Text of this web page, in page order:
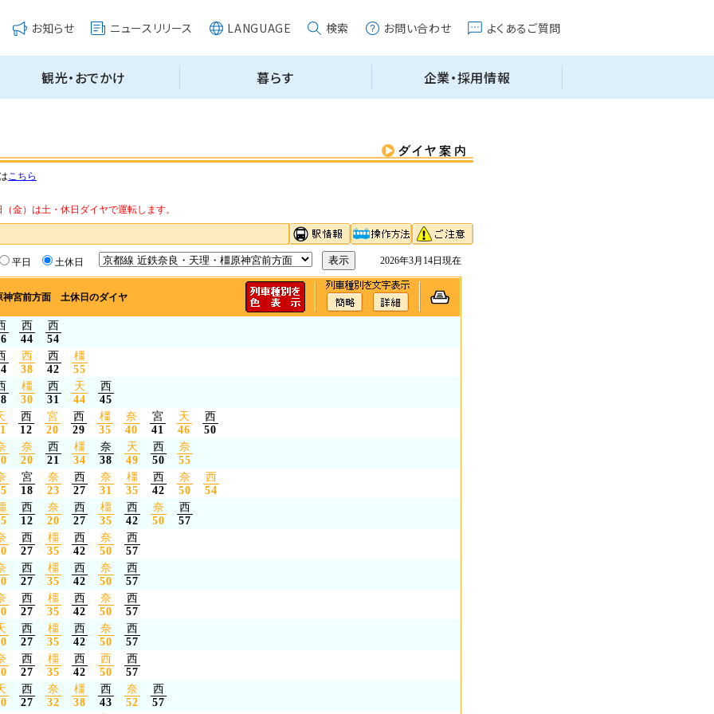
こちら
金）は土・休日ダイヤで運転します。
平日 土休日 2026年3月14日現在
神宮前方面 土休日のダイヤ
西
44
西
54
西
38
西
42
橿
55
橿
30
西
31
天
44
西
45
西
12
宮
20
西
29
橿
35
奈
40
宮
41
天
46
西
50
奈
20
西
21
橿
34
奈
38
天
49
西
50
奈
55
宮
18
奈
23
西
27
奈
31
橿
35
西
42
奈
50
西
54
西
12
奈
20
西
27
橿
35
西
42
奈
50
西
57
西
27
橿
35
西
42
奈
50
西
57
西
27
橿
35
西
42
奈
50
西
57
西
27
橿
35
西
42
奈
50
西
57
西
27
橿
35
西
42
奈
50
西
57
西
27
橿
35
西
42
西
50
西
57
西
27
奈
32
橿
38
西
43
奈
52
西
57